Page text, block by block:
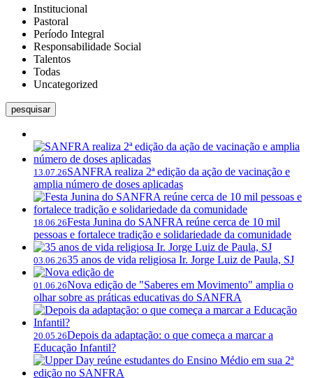
Institucional
Pastoral
Período Integral
Responsabilidade Social
Talentos
Todas
Uncategorized
pesquisar
13.07.26SANFRA realiza 2ª edição da ação de vacinação e
amplia número de doses aplicadas
18.06.26Festa Junina do SANFRA reúne cerca de 10 mil
pessoas e fortalece tradição e solidariedade da comunidade
03.06.2635 anos de vida religiosa Ir. Jorge Luiz de Paula, SJ
01.06.26Nova edição de "Saberes em Movimento" amplia o
olhar sobre as práticas educativas do SANFRA
20.05.26Depois da adaptação: o que começa a marcar a
Educação Infantil?